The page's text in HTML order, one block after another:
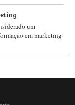
um
em marketing